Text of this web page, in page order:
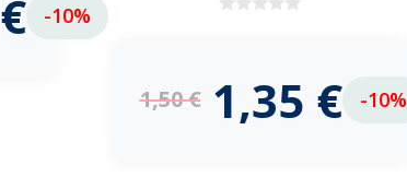
€ -10%
1,50€ 1,35 € -10%